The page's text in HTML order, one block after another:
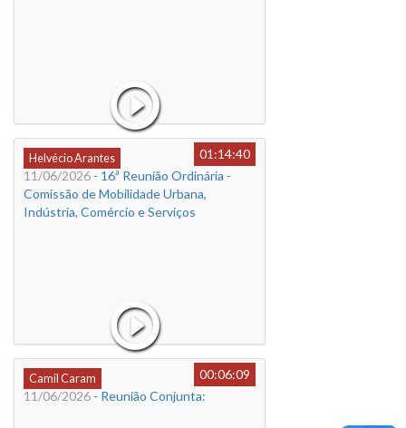
Helvécio Arantes
01:14:40
11/06/2026 - 16ª Reunião Ordinária -
Comissão de Mobilidade Urbana,
Indústria, Comércio e Serviços
Camil Caram
00:06:09
11/06/2026 - Reunião Conjunta: